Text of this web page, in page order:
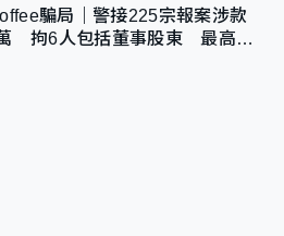
騙局｜警接225宗報案涉款
拘6人包括董事股東 最高金